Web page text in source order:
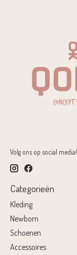
Volg ons op social media!
Categorieën
Kleding
Newborn
Schoenen
Accessoires